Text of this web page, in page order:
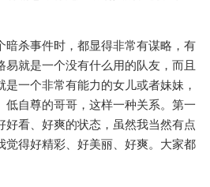
暗杀事件时，都显得非常有谋略，有
就是一个没有什么用的队友，而且
一个非常有能力的女儿或者妹妹，
低自尊的哥哥，这样一种关系。第一
好看、好爽的状态，虽然我当然有点
觉得好精彩、好美丽、好爽。大家都